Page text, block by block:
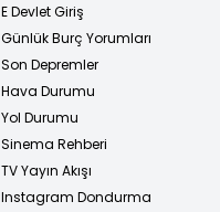
E Devlet Giriş
Günlük Burç Yorumları
Son Depremler
Hava Durumu
Yol Durumu
Sinema Rehberi
TV Yayın Akışı
Instagram Dondurma